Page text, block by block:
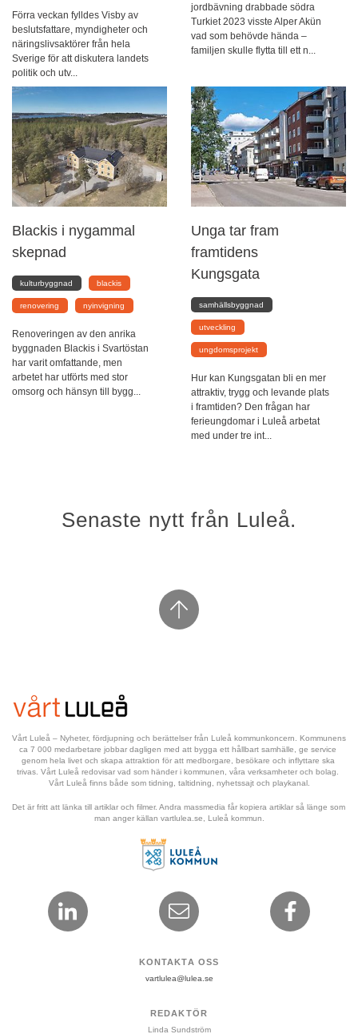
Förra veckan fylldes Visby av
beslutsfattare, myndigheter och
näringslivsaktörer från hela
Sverige för att diskutera landets
politik och utv...
jordbävning drabbade södra
Turkiet 2023 visste Alper Akün
vad som behövde hända –
familjen skulle flytta till ett n...
Blackis i nygammal
skepnad
kulturbyggnad blackis
renovering nyinvigning
Renoveringen av den anrika
byggnaden Blackis i Svartöstan
har varit omfattande, men
arbetet har utförts med stor
omsorg och hänsyn till bygg...
Unga tar fram
framtidens
Kungsgata
samhällsbyggnad
utveckling
ungdomsprojekt
Hur kan Kungsgatan bli en mer
attraktiv, trygg och levande plats
i framtiden? Den frågan har
ferieungdomar i Luleå arbetat
med under tre int...
Senaste nytt från Luleå.
Vårt Luleå – Nyheter, fördjupning och berättelser från Luleå kommunkoncern. Kommunens
ca 7 000 medarbetare jobbar dagligen med att bygga ett hållbart samhälle, ge service
genom hela livet och skapa attraktion för att medborgare, besökare och inflyttare ska
trivas. Vårt Luleå redovisar vad som händer i kommunen, våra verksamheter och bolag.
Vårt Luleå finns både som tidning, taltidning, nyhetssajt och playkanal.
Det är fritt att länka till artiklar och filmer. Andra massmedia får kopiera artiklar så länge som
man anger källan vartlulea.se, Luleå kommun.
KONTAKTA OSS
vartlulea@lulea.se
REDAKTÖR
Linda Sundström